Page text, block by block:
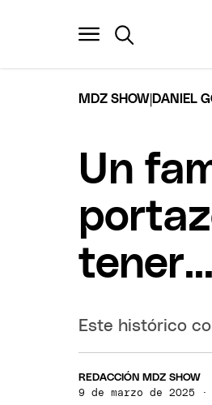
MDZ SHOW DANIEL
Un
Este histórico
REDACCIÓN MDZ SHOW
9 de marzo de 2025